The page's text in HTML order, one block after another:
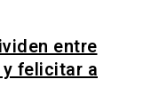
entre
felicitar a